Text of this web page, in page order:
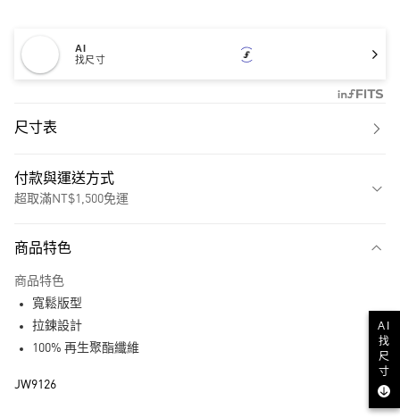
AI
找尺寸
尺寸表
付款與運送方式
超取滿NT$1,500免運
LINE Pay
商品特色
商品特色
寬鬆版型
拉鍊設計
100% 再生聚酯纖維
JW9126
AI
找
尺
寸